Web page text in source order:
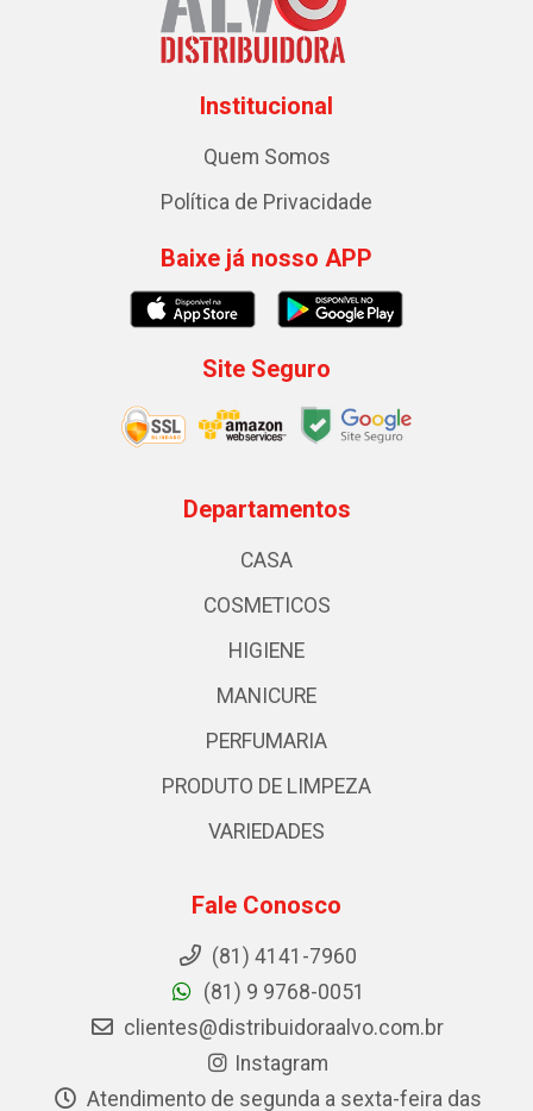
Institucional
Quem Somos
Política de Privacidade
Baixe já nosso APP
Site Seguro
Departamentos
CASA
COSMETICOS
HIGIENE
MANICURE
PERFUMARIA
PRODUTO DE LIMPEZA
VARIEDADES
Fale Conosco
(81) 4141-7960
(81) 9 9768-0051
clientes@distribuidoraalvo.com.br
Instagram
Atendimento de segunda a sexta-feira das